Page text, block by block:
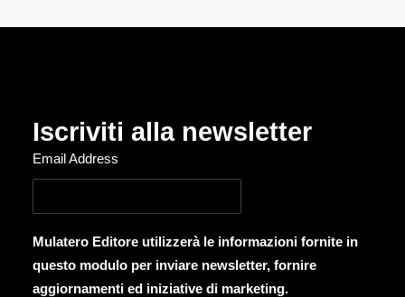
Iscriviti alla newsletter
Email Address
Mulatero Editore utilizzerà le informazioni fornite in
questo modulo per inviare newsletter, fornire
aggiornamenti ed iniziative di marketing.